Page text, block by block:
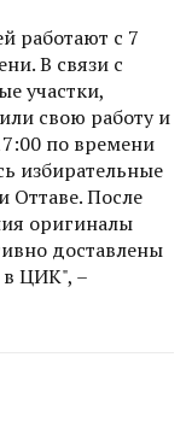
работают с 7
В связи с
участки,
свою работу и
по времени
избирательные
Оттаве. После
оригиналы
доставлены
ЦИК", –